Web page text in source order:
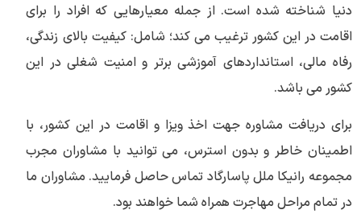
دنیا شناخته شده است. از جمله معیارهایی که افراد را برای
اقامت در این کشور ترغیب می کند؛ شامل: کیفیت بالای زندگی،
رفاه مالی، استانداردهای آموزشی برتر و امنیت شغلی در این
کشور می باشد.
برای دریافت مشاوره جهت اخذ ویزا و اقامت در این کشور، با
اطمینان خاطر و بدون استرس، می توانید با مشاوران مجرب
مجموعه رانیکا ملل پاسارگاد تماس حاصل فرمایید. مشاوران ما
در تمام مراحل مهاجرت همراه شما خواهند بود.